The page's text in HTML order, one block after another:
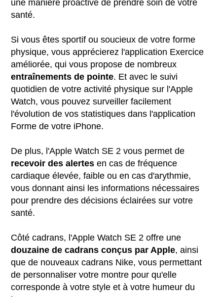
une manière proactive de prendre soin de votre
santé.
Si vous êtes sportif ou soucieux de votre forme
physique, vous apprécierez l'application Exercice
améliorée, qui vous propose de nombreux
entraînements de pointe. Et avec le suivi
quotidien de votre activité physique sur l'Apple
Watch, vous pouvez surveiller facilement
l'évolution de vos statistiques dans l'application
Forme de votre iPhone.
De plus, l'Apple Watch SE 2 vous permet de
recevoir des alertes en cas de fréquence
cardiaque élevée, faible ou en cas d'arythmie,
vous donnant ainsi les informations nécessaires
pour prendre des décisions éclairées sur votre
santé.
Côté cadrans, l'Apple Watch SE 2 offre une
douzaine de cadrans conçus par Apple, ainsi
que de nouveaux cadrans Nike, vous permettant
de personnaliser votre montre pour qu'elle
corresponde à votre style et à votre humeur du